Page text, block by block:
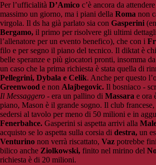
Per l’ufficialità D’Amico c’è ancora da
massimo un giorno, ma i piani della Roma non
virgola. Il ds ha già parlato sia con Gasperini
Bergamo, il primo per risolvere gli ultimi
l’allenatore per un evento benefico), che con i
filo e per segno il piano del tecnico. Il diktat è
belle speranze e più giocatori pronti, insomma da
un caso che la prima richiesta è stata quella di
Pellegrini, Dybala e Celik. Anche per questo
Greenwood e non Alajbegovic. Il bosniaco -
Il Messaggero - era un pallino di Massara e ora
piano, Mason è il grande sogno. Il club
sedersi al tavolo per meno di 50 milioni e in
Fenerbahce. Gasperini si aspetta arrivi alla
acquisto se lo aspetta sulla corsia di destra, un
Venturino non verrà riscattato, Vaz potrebbe
bilico anche Ziolkowski, finito nel mirino del
richiesta è di 20 milioni.